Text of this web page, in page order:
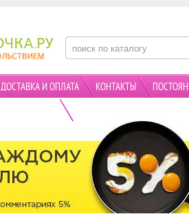
ДОСТАВКА И ОПЛАТА КОНТАКТЫ